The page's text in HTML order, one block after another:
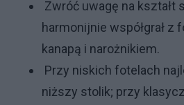
Zwróć uwagę na kształt
harmonijnie współgrał z
kanapą i narożnikiem.
Przy niskich fotelach
niższy stolik; przy